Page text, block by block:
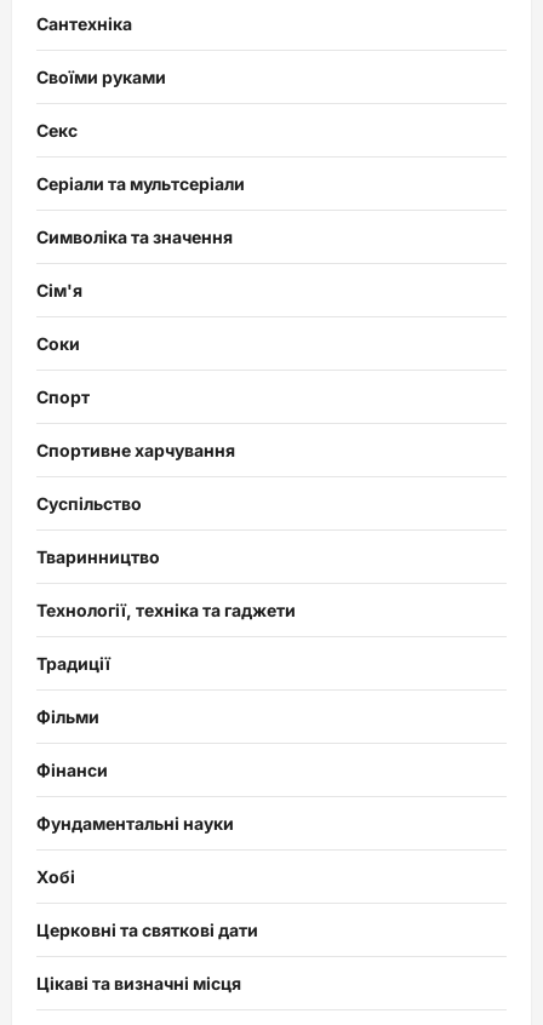
Сантехніка
Своїми руками
Секс
Серіали та мультсеріали
Символіка та значення
Сім'я
Соки
Спорт
Спортивне харчування
Суспільство
Тваринництво
Технології, техніка та гаджети
Традиції
Фільми
Фінанси
Фундаментальні науки
Хобі
Церковні та святкові дати
Цікаві та визначні місця